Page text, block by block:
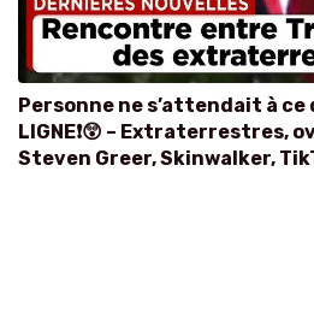
Personne ne s’attendait à ce
LIGNE❗😲 – Extraterrestres,
Steven Greer, Skinwalker,